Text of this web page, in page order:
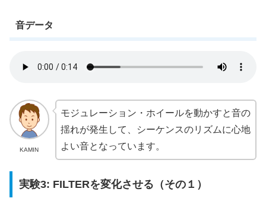
音データ
KAMIN
モジュレーション・ホイールを動かすと音の
揺れが発生して、シーケンスのリズムに心地
よい音となっています。
実験3: FILTERを変化させる（その１）